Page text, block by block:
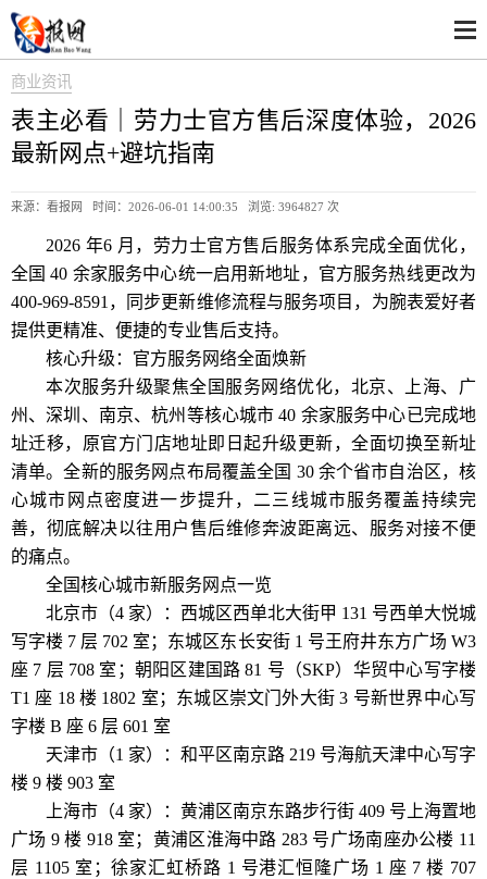
商业资讯
表主必看｜劳力士官方售后深度体验，2026
最新网点+避坑指南
来源：看报网 时间：2026-06-01 14:00:35 浏览: 3964827 次
2026 年6 月，劳力士官方售后服务体系完成全面优化，
全国 40 余家服务中心统一启用新地址，官方服务热线更改为
400-969-8591，同步更新维修流程与服务项目，为腕表爱好者
提供更精准、便捷的专业售后支持。
核心升级：官方服务网络全面焕新
本次服务升级聚焦全国服务网络优化，北京、上海、广
州、深圳、南京、杭州等核心城市 40 余家服务中心已完成地
址迁移，原官方门店地址即日起升级更新，全面切换至新址
清单。全新的服务网点布局覆盖全国 30 余个省市自治区，核
心城市网点密度进一步提升，二三线城市服务覆盖持续完
善，彻底解决以往用户售后维修奔波距离远、服务对接不便
的痛点。
全国核心城市新服务网点一览
北京市（4 家）：西城区西单北大街甲 131 号西单大悦城
写字楼 7 层 702 室；东城区东长安街 1 号王府井东方广场 W3
座 7 层 708 室；朝阳区建国路 81 号（SKP）华贸中心写字楼
T1 座 18 楼 1802 室；东城区崇文门外大街 3 号新世界中心写
字楼 B 座 6 层 601 室
天津市（1 家）：和平区南京路 219 号海航天津中心写字
楼 9 楼 903 室
上海市（4 家）：黄浦区南京东路步行街 409 号上海置地
广场 9 楼 918 室；黄浦区淮海中路 283 号广场南座办公楼 11
层 1105 室；徐家汇虹桥路 1 号港汇恒隆广场 1 座 7 楼 707